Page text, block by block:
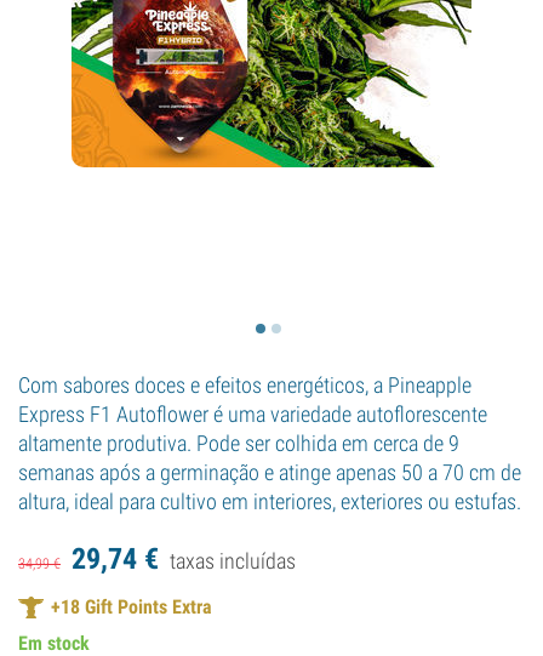
Com sabores doces e efeitos energéticos, a Pineapple
Express F1 Autoflower é uma variedade autoflorescente
altamente produtiva. Pode ser colhida em cerca de 9
semanas após a germinação e atinge apenas 50 a 70 cm de
altura, ideal para cultivo em interiores, exteriores ou estufas.
34,99€ 29,74 € taxas incluídas
+18 Gift Points Extra
Em stock